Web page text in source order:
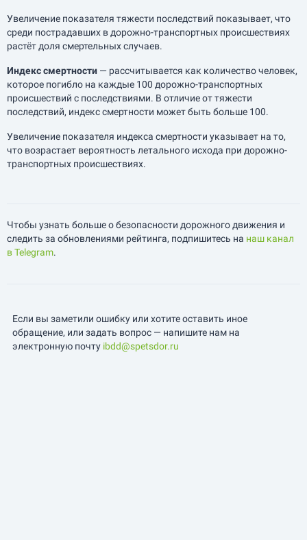
Увеличение показателя тяжести последствий показывает, что
среди пострадавших в дорожно-транспортных происшествиях
растёт доля смертельных случаев.
Индекс смертности — рассчитывается как количество человек,
которое погибло на каждые 100 дорожно-транспортных
происшествий с последствиями. В отличие от тяжести
последствий, индекс смертности может быть больше 100.
Увеличение показателя индекса смертности указывает на то,
что возрастает вероятность летального исхода при дорожно-
транспортных происшествиях.
Чтобы узнать больше о безопасности дорожного движения и
следить за обновлениями рейтинга, подпишитесь на наш канал
в Telegram.
Если вы заметили ошибку или хотите оставить иное
обращение, или задать вопрос — напишите нам на
электронную почту ibdd@spetsdor.ru